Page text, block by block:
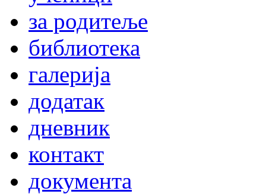
за родитеље
библиотека
галерија
додатак
дневник
контакт
документа